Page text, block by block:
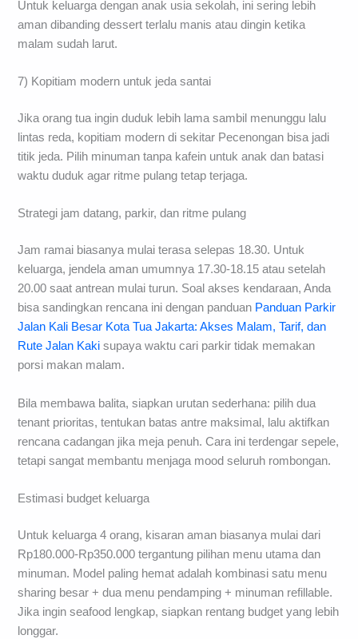
Untuk keluarga dengan anak usia sekolah, ini sering lebih
aman dibanding dessert terlalu manis atau dingin ketika
malam sudah larut.
7) Kopitiam modern untuk jeda santai
Jika orang tua ingin duduk lebih lama sambil menunggu lalu
lintas reda, kopitiam modern di sekitar Pecenongan bisa jadi
titik jeda. Pilih minuman tanpa kafein untuk anak dan batasi
waktu duduk agar ritme pulang tetap terjaga.
Strategi jam datang, parkir, dan ritme pulang
Jam ramai biasanya mulai terasa selepas 18.30. Untuk
keluarga, jendela aman umumnya 17.30-18.15 atau setelah
20.00 saat antrean mulai turun. Soal akses kendaraan, Anda
bisa sandingkan rencana ini dengan panduan Panduan Parkir
Jalan Kali Besar Kota Tua Jakarta: Akses Malam, Tarif, dan
Rute Jalan Kaki supaya waktu cari parkir tidak memakan
porsi makan malam.
Bila membawa balita, siapkan urutan sederhana: pilih dua
tenant prioritas, tentukan batas antre maksimal, lalu aktifkan
rencana cadangan jika meja penuh. Cara ini terdengar sepele,
tetapi sangat membantu menjaga mood seluruh rombongan.
Estimasi budget keluarga
Untuk keluarga 4 orang, kisaran aman biasanya mulai dari
Rp180.000-Rp350.000 tergantung pilihan menu utama dan
minuman. Model paling hemat adalah kombinasi satu menu
sharing besar + dua menu pendamping + minuman refillable.
Jika ingin seafood lengkap, siapkan rentang budget yang lebih
longgar.